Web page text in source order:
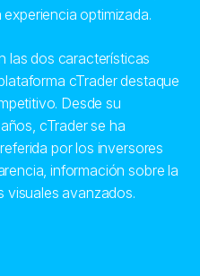
Porsche Automobil
(PAH3.xetr)
Agricultural Bank Of
(1288.xhkg)
Bank of China Ltd
optimizada.
las dos características
cTrader destaque
Desde su
cTrader se ha
por los inversores
información sobre la
visuales avanzados.